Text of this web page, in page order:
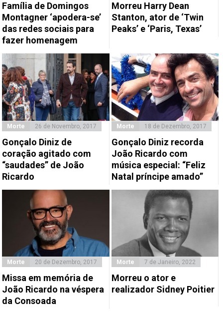
Família de Domingos
Montagner ‘apodera-se’
das redes sociais para
fazer homenagem
Morreu Harry Dean
Stanton, ator de ‘Twin
Peaks’ e ‘Paris, Texas’
Morte 26 de Novembro, 2017
Gonçalo Diniz de
coração agitado com
“saudades” de João
Ricardo
Morte 18 de Dezembro, 2017
Gonçalo Diniz recorda
João Ricardo com
música especial: “Feliz
Natal príncipe amado”
Morte 20 de Dezembro, 2017
Missa em memória de
João Ricardo na véspera
da Consoada
Morte 7 de Janeiro, 2022
Morreu o ator e
realizador Sidney Poitier